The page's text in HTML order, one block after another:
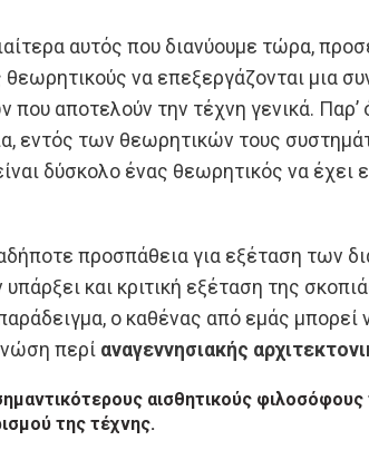
αυτός που διανύουμε τώρα,
θεωρητικούς να επεξεργάζονται μια
αποτελούν την τέχνη γενικά. Παρ’
εντός των θεωρητικών τους
δύσκολο ένας θεωρητικός να έχει
προσπάθεια για εξέταση των
και κριτική εξέταση της
ο καθένας από εμάς
περί αναγεννησιακής
αισθητικούς
της τέχνης.